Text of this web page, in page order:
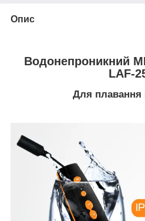
Опис
Водонепроникний
LAF-
Для плавання